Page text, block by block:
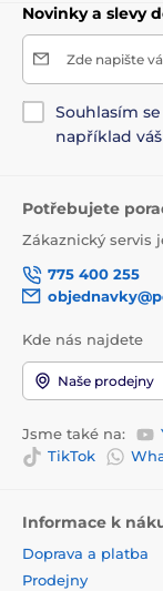
Novinky a slevy
Zde napište
Souhlasím
například
Potřebujete
Zákaznický servis
775 400 255
Kde nás najdete
Naše prodejny
Jsme také na:
TikTok
Informace k
Doprava a platba
Prodejny